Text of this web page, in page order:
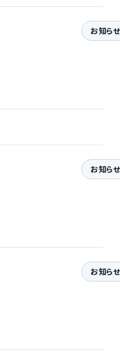
お知らせ
お知らせ
お知らせ